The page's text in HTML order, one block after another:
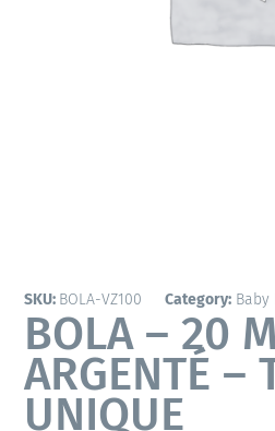
SKU: BOLA-VZ100 Category: Baby
BOLA – 20
ARGENTÉ –
UNIQUE